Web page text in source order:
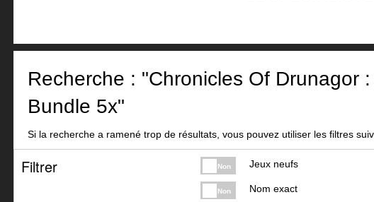
Recherche : "Chronicles Of Drunagor
Bundle 5x"
Si la recherche a ramené trop de résultats, vous pouvez utiliser les filtres
Filtrer Non Jeux neufs
Non Nom exact